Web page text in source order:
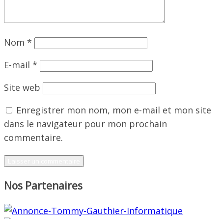
Nom *
E-mail *
Site web
Enregistrer mon nom, mon e-mail et mon site
dans le navigateur pour mon prochain
commentaire.
Nos Partenaires